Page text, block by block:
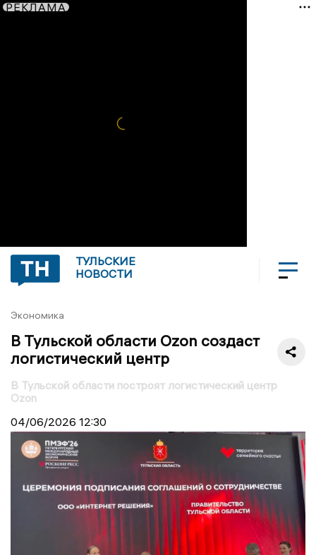
РЕКЛАМА
ТУЛЬСКИЕ
НОВОСТИ
Экономика
В Тульской области Ozon создаст
логистический центр
В Тульской области построят логистический центр
Ozon
04/06/2026 12:30